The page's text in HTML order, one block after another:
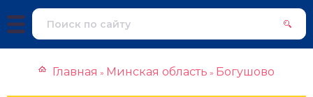
Главная » Минская область » Богушово